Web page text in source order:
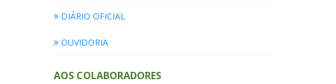
DIÁRIO OFICIAL
OUVIDORIA
AOS COLABORADORES